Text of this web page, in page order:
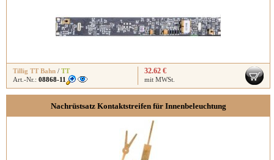
Tillig TT Bahn / TT
Art.-Nr.: 08868-11
32.62 €
mit MWSt.
Nachrüstsatz Kontaktstreifen für Innenbeleuchtung